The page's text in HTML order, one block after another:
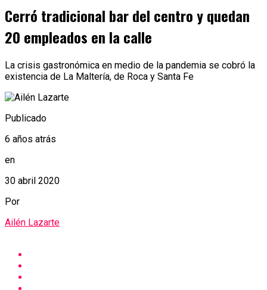
Cerró tradicional bar del centro y quedan
20 empleados en la calle
La crisis gastronómica en medio de la pandemia se cobró la
existencia de La Maltería, de Roca y Santa Fe
Publicado
6 años atrás
en
30 abril 2020
Por
Ailén Lazarte